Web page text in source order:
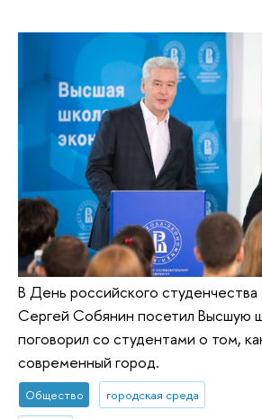
В День российского
Сергей Собянин посетил Высшую
поговорил со студентами о том,
современный город.
Общество городская среда